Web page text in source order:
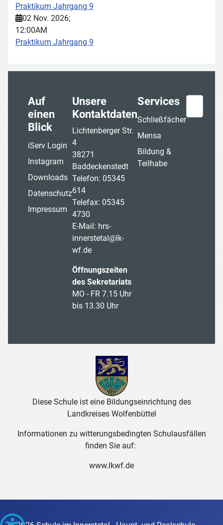
Praktikum Jahrgang 9
02 Nov. 2026;
12:00AM
Praktikum Jahrgang 9
Auf
einen
Blick
iServ Login
Instagram
Downloads
Datenschutz
Impressum
Unsere
Kontaktdaten
Lichtenberger Str.
4
38271
Baddeckenstedt
Telefon: 05345
614
Telefax: 05345
4730
E-Mail: hrs-
innerstetal@lk-
wf.de
Öffnungszeiten
des Sekretariats
MO - FR 7.15 Uhr
bis 13.30 Uhr
Services
Schließfächer
Mensa
Bildung &
Teilhabe
Diese Schule ist eine Bildungseinrichtung des
Landkreises Wolfenbüttel
Informationen zu witterungsbedingten Schulausfällen
finden Sie auf:
www.lkwf.de